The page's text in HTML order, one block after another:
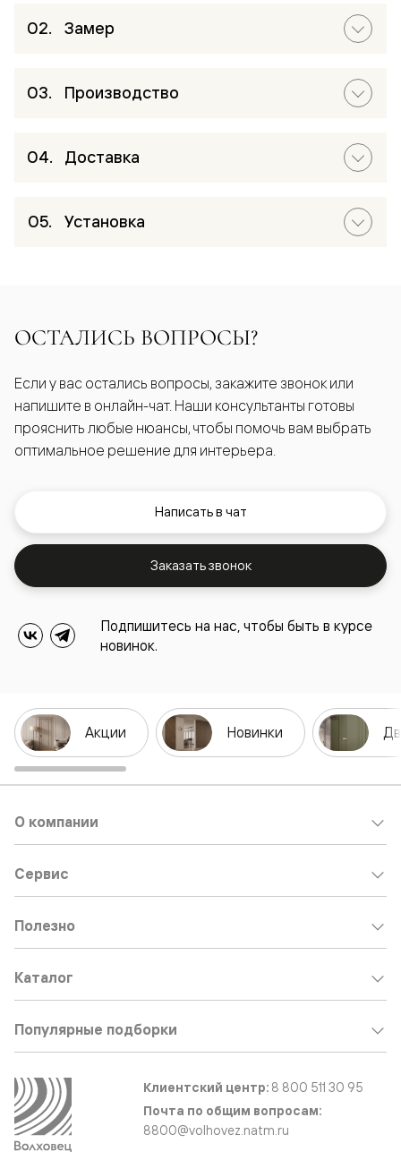
Замер
Производство
Доставка
Установка
ОСТАЛИСЬ ВОПРОСЫ?
Если у вас остались вопросы, закажите звонок или
напишите в онлайн-чат. Наши консультанты готовы
прояснить любые нюансы, чтобы помочь вам выбрать
оптимальное решение для интерьера.
Написать в чат
Заказать звонок
Подпишитесь на нас, чтобы быть в курсе
новинок.
Акции Новинки
О компании
Сервис
Полезно
Каталог
Популярные подборки
Клиентский центр: 8 800 511 30 95
Почта по общим вопросам:
8800@volhovez.natm.ru